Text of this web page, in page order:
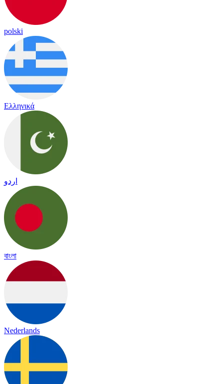
polski
Ελληνικά
اردو
বাংলা
Nederlands